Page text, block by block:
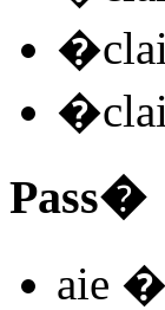
Pass�
aie